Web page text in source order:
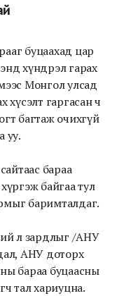
буцаахад цар
хүндрэл гарах
Монгол улсад
хүсэлт гаргасан ч
багтаж очихгүй
уу.
бараа
байгаа тул
баримталдаг.
л зардлыг /АНУ
АНУ доторх
бараа буцаасны
тал хариуцна.